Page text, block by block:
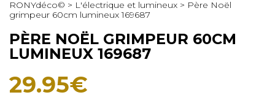
RONYdéco© > L'électrique et lumineux > Père Noël
grimpeur 60cm lumineux 169687
PÈRE NOËL GRIMPEUR 60CM
LUMINEUX 169687
29.95€